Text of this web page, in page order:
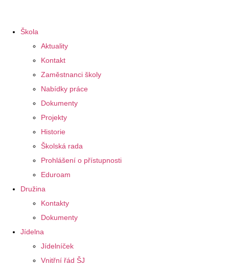
Škola
Aktuality
Kontakt
Zaměstnanci školy
Nabídky práce
Dokumenty
Projekty
Historie
Školská rada
Prohlášení o přístupnosti
Eduroam
Družina
Kontakty
Dokumenty
Jídelna
Jídelníček
Vnitřní řád ŠJ